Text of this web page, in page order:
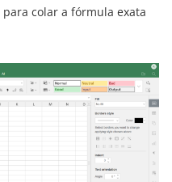
para colar a fórmula exata